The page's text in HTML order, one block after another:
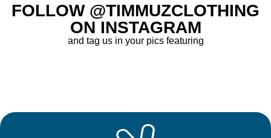
FOLLOW @TIMMUZCLOTHING
ON INSTAGRAM
and tag us in your pics featuring